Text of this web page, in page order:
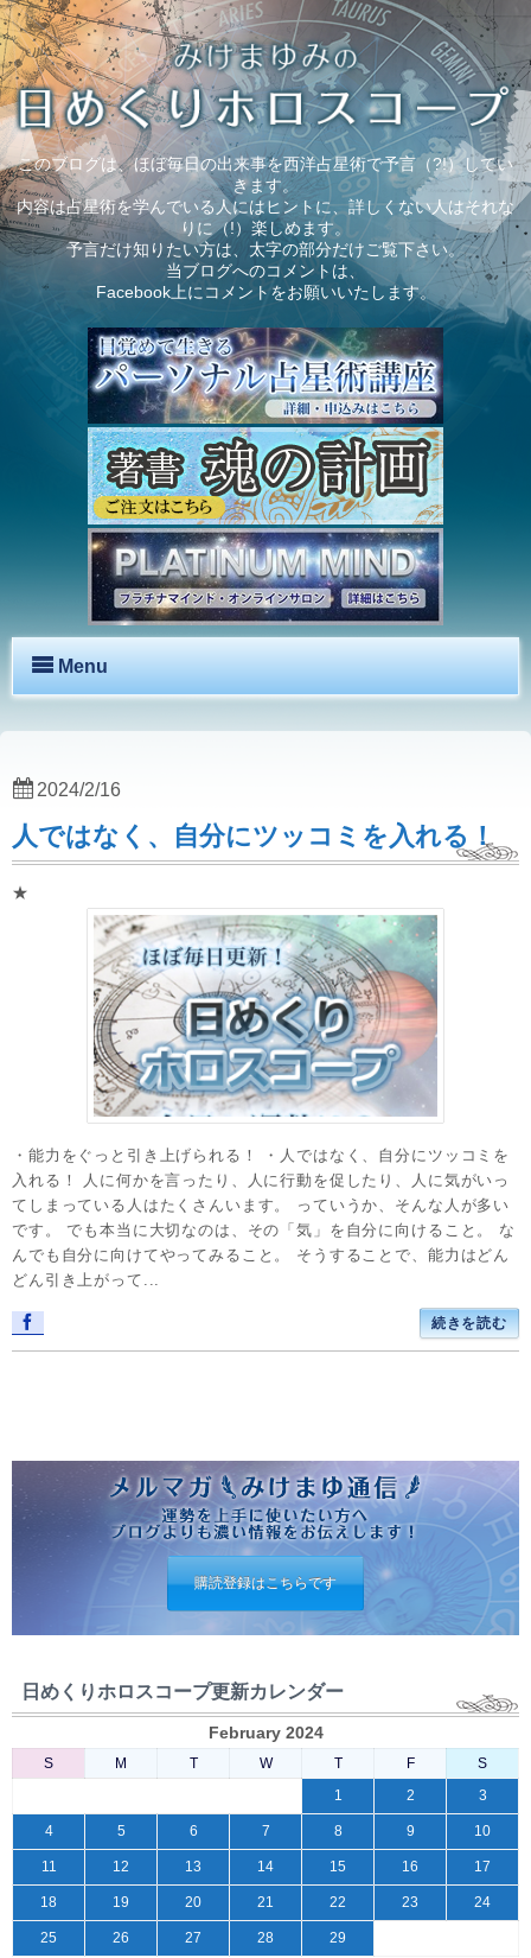
このブログは、ほぼ毎日の出来事を西洋占星術で予言（?!）してい
きます。
内容は占星術を学んでいる人にはヒントに、詳しくない人はそれな
りに（!）楽しめます。
予言だけ知りたい方は、太字の部分だけご覧下さい。
当ブログへのコメントは、
Facebook上にコメントをお願いいたします。
Menu
人ではなく、自分にツッコミを入れる！
★
・能力をぐっと引き上げられる！ ・人ではなく、自分にツッコミを
入れる！ 人に何かを言ったり、人に行動を促したり、人に気がいっ
てしまっている人はたくさんいます。 っていうか、そんな人が多い
です。 でも本当に大切なのは、その「気」を自分に向けること。 な
んでも自分に向けてやってみること。 そうすることで、能力はどん
どん引き上がって...
続きを読む
2024/2/16
購読登録はこちらです
日めくりホロスコープ更新カレンダー
February 2024
S M T W T F
S
1
2 3
4 5 6 7 8 9 10
11 12 13 14 15 16 17
18 19 20 21 22 23 24
25 26 27 28
29